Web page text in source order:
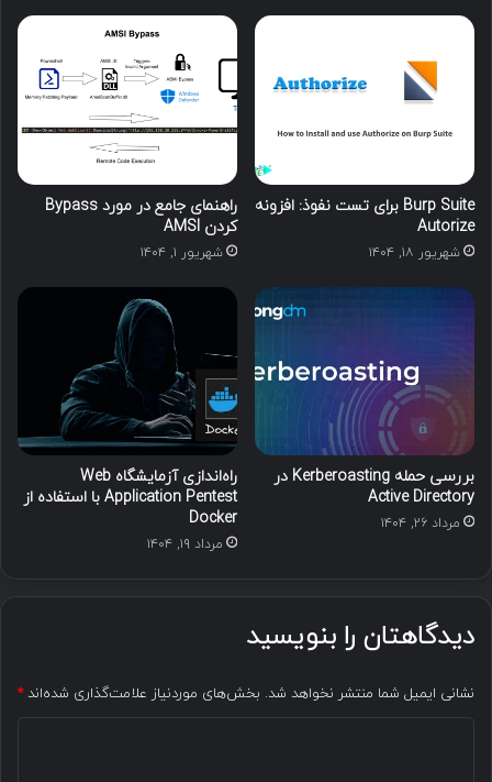
Burp Suite برای تست نفوذ: افزونه
Autorize
شهریور ۱۸, ۱۴۰۴
راهنمای جامع در مورد Bypass
کردن AMSI
شهریور ۱, ۱۴۰۴
بررسی حمله Kerberoasting در
Active Directory
مرداد ۲۶, ۱۴۰۴
راه‌اندازی آزمایشگاه Web
Application Pentest با استفاده از
Docker
مرداد ۱۹, ۱۴۰۴
دیدگاهتان را بنویسید
نشانی ایمیل شما منتشر نخواهد شد. بخش‌های موردنیاز علامت‌گذاری شده‌اند*